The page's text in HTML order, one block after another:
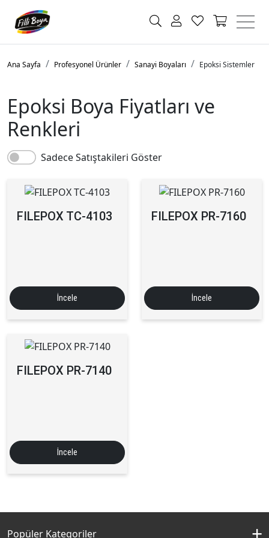
Ana Sayfa Profesyonel Ürünler Sanayi Boyaları Epoksi Sistemler
Epoksi Boya Fiyatları ve
Renkleri
Sadece Satıştakileri Göster
FILEPOX TC-4103
İncele
FILEPOX PR-7160
İncele
FILEPOX PR-7140
İncele
Popüler Kategoriler